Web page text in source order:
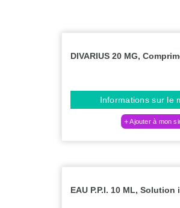
DIVARIUS 20 MG,
Informations sur le
Ajouter à mon
EAU P.P.I. 10 ML,